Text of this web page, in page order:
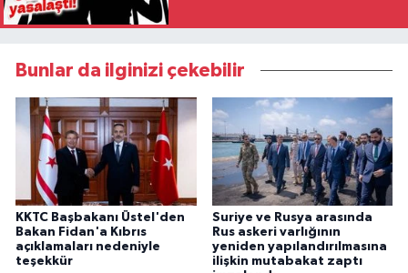
Bunlar da ilginizi çekebilir
KKTC Başbakanı Üstel'den
Bakan Fidan'a Kıbrıs
açıklamaları nedeniyle
teşekkür
Suriye ve Rusya arasında
Rus askeri varlığının
yeniden yapılandırılmasına
ilişkin mutabakat zaptı